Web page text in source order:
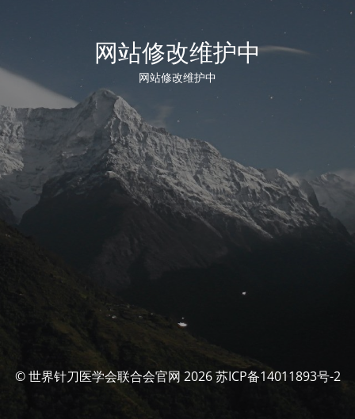
网站修改维护中
网站修改维护中
© 世界针刀医学会联合会官网 2026 苏ICP备14011893号-2